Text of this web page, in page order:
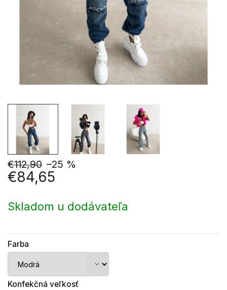
€112,90 –25 %
€84,65
cena:
Skladom u dodávateľa
Farba
Konfekčná veľkosť